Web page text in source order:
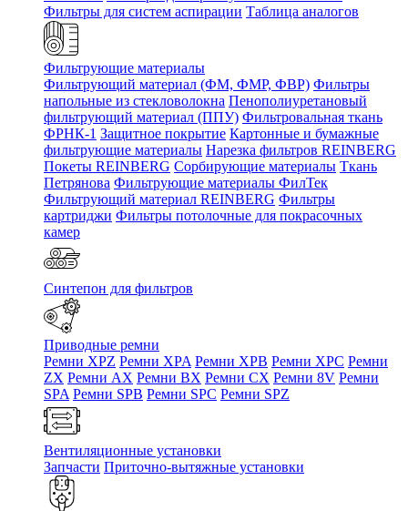
Фильтры для систем аспирации Таблица аналогов
Фильтрующие материалы
Фильтрующий материал (ФМ, ФМР, ФВР) Фильтры
напольные из стекловолокна Пенополиуретановый
фильтрующий материал (ППУ) Фильтровальная ткань
ФРНК-1 Защитное покрытие Картонные и бумажные
фильтрующие материалы Нарезка фильтров REINBERG
Покеты REINBERG Сорбирующие материалы Ткань
Петрянова Фильтрующие материалы ФилТек
Фильтрующий материал REINBERG Фильтры
картриджи Фильтры потолочные для покрасочных
камер
Синтепон для фильтров
Приводные ремни
Ремни XPZ Ремни XPA Ремни XPB Ремни XPC Ремни
ZX Ремни AX Ремни BX Ремни CX Ремни 8V Ремни
SPA Ремни SPB Ремни SPC Ремни SPZ
Вентиляционные установки
Запчасти Приточно-вытяжные установки